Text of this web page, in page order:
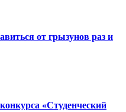
от грызунов раз и
«Студенческий